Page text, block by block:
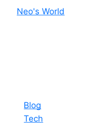
Neo's World
Blog
Tech